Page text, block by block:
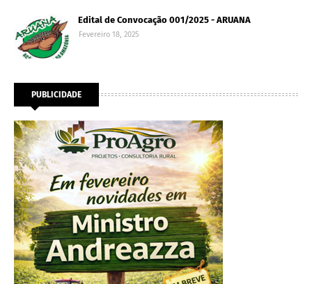
Edital de Convocação 001/2025 - ARUANA
Fevereiro 18, 2025
PUBLICIDADE